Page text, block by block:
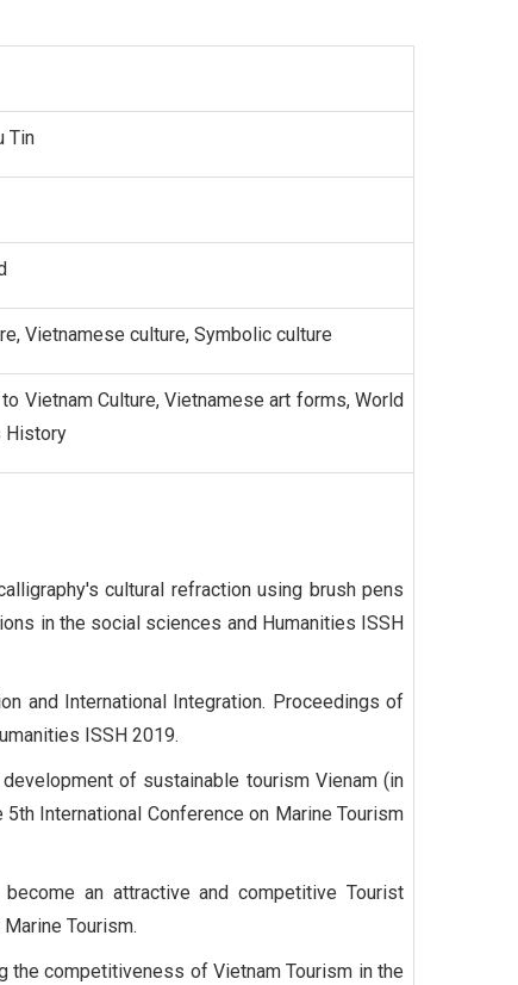
Tin
Vietnamese culture, Symbolic culture
to Vietnam Culture, Vietnamese art forms, World
History
cultural refraction using brush pens
in the social sciences and Humanities ISSH
and International Integration. Proceedings of
ISSH 2019.
of sustainable tourism Vienam (in
International Conference on Marine Tourism
an attractive and competitive Tourist
Tourism.
the competitiveness of Vietnam Tourism in the